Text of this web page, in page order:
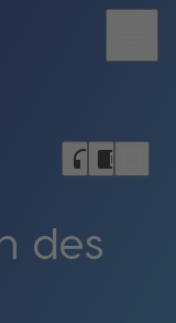
headphones chrome_reader_mode
des